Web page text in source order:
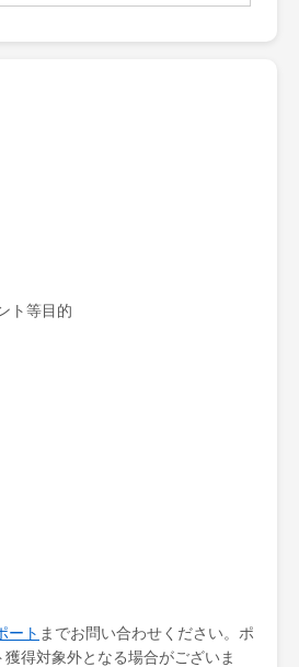
マト運輸が集荷に伺います。送料
ト等目的
ート までお問い合わせください。ポ
得対象外となる場合がございま